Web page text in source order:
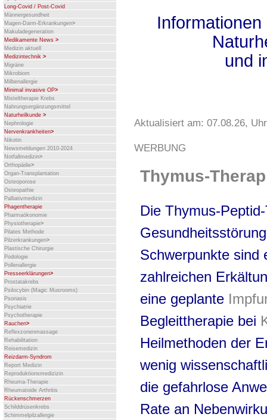
Long-Covid / Post-Covid
Männergesundheit
Magen-Darm-Erkrankungen>
Makuladegeneration
Medikamente News >
Medizin aktuell
Medizintechnik >
Migräne
Mikrobiom
Milbenallergie
Minimal invasive OP>
Misteltherapie Krebs
Nahrungsergänzungsmittel
Naturheilkunde >
Nephrologie
Nervenkrankheiten>
Nikotin
Newsmeldungen 2010-2024
Notfallmedizin>
Orthopädie>
Organ-Transplantation
Osteoporose
Osteopathie
Palliativmedizin
Phagentherapie
Pharmaökonomie
Physiotherapie>
Pilates Methode
Pilzerkrankungen>
Plastische Chirurgie
Podologie
Pollenallergie
Presseerklärungen>
Prostatakrebs
Psilocybin (Magic Musrooms)
Psoriasis
Psychiatrie
Psychotherapie
Rauchen>
Reflexzonenmassage
Rehabilitation
Reisemedizin
Reizdarm-Syndrom
Report Medizin
Reproduktionsmedizizin
Rheuma-Therapie
Rheumatoide Arthritis
Rückenschmerzen
Schilddrüsenkrebs
Schimmelpilzallergie
und
Aktualisiert am: 07.08.26,
WERBUNG
Thymus-
Die Thymus-
Schwerpunkte sind
zahlreichen
eine geplante
Begleittherapie bei
Heilmethoden der
wenig
die gefahrlose
Rate an